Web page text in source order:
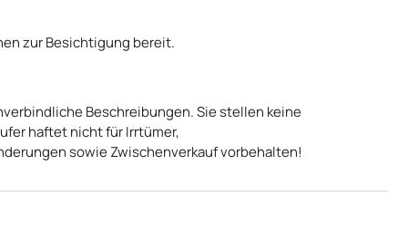
zur Besichtigung bereit.
Beschreibungen. Sie stellen keine
haftet nicht für Irrtümer,
sowie Zwischenverkauf vorbehalten!